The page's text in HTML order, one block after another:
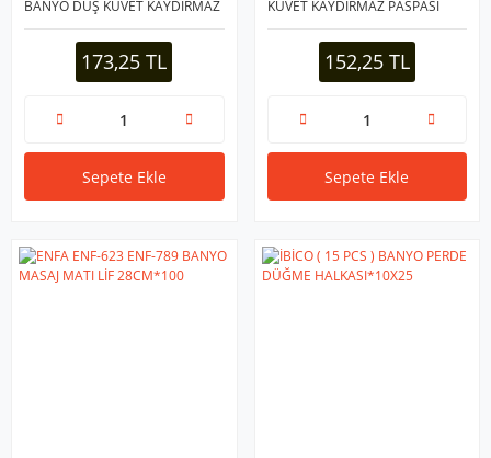
BANYO DUŞ KÜVET KAYDIRMAZ
PASPASI VANTUZLU
36X66CM.*12=K173,25 TL
Sepete Ekle
KÜVET KAYDIRMAZ PASPASI
BATH MAT VANTUZLU (
34X68CM )*12152,25 TL
Sepete Ekle